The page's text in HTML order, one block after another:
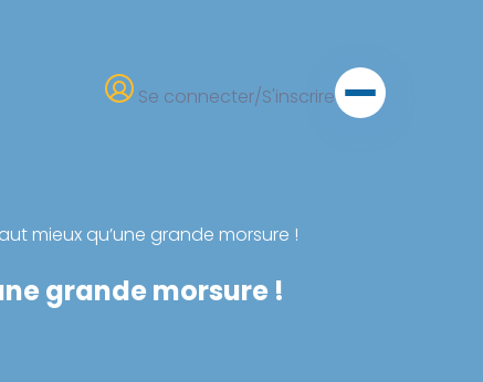
Se connecter/S'inscrire
mieux qu’une grande morsure !
grande morsure !